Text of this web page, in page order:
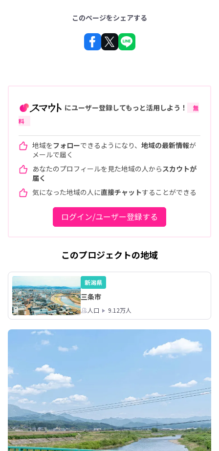
このページをシェアする
にユーザー登録してもっと活用しよう！
無
料
地域をフォローできるようになり、 地域の最新情報が
メールで届く
あなたのプロフィールを見た地域の人から スカウトが
届く
気になった地域の人に直接チャットすることができる
ログイン/ユーザー登録する
このプロジェクトの地域
新潟県
三条市
人口 9.12万人